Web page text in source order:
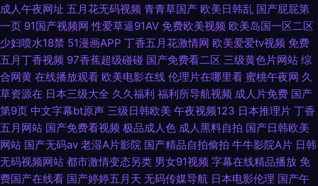
成人午夜网址 五月花无码视频 青青草国产 欧美日韩乱 国产屁屁第
一页 91国产视频网 性爱草逼91AV 免费欧美视频 欧美岛国一区二区
少妇喷水18禁 51漫画APP 丁香五月花激情网 欧美爱爱tv视频 免费
五月丁香视频 97香蕉超级碰碰 国产免费看二区 三级黄色片网站 综
合网黄 在线播放观看 欧美电影在线 伦理片在哪里看 蜜桃午夜网 久
草资源在 日本三级大全 久久福利 福利所导航视频 成人片免费 国产
第9页 中文字幕bt原声 三级日韩欧美 午夜视频123 日本推理片 丁香
五月网站 国产免费看视频 极品成人色 成人黑料自拍 国产日韩欧美
网站 国产无码av 老湿A片影院 国产精品自拍偷拍 牛牛影院A片 日韩
无码视频网站 都市激情变态另类 男女91视频 字幕在线精品播放 免
费国产在线看 国产婷婷五月天 无码传媒导航 日本电影伦理 国产午